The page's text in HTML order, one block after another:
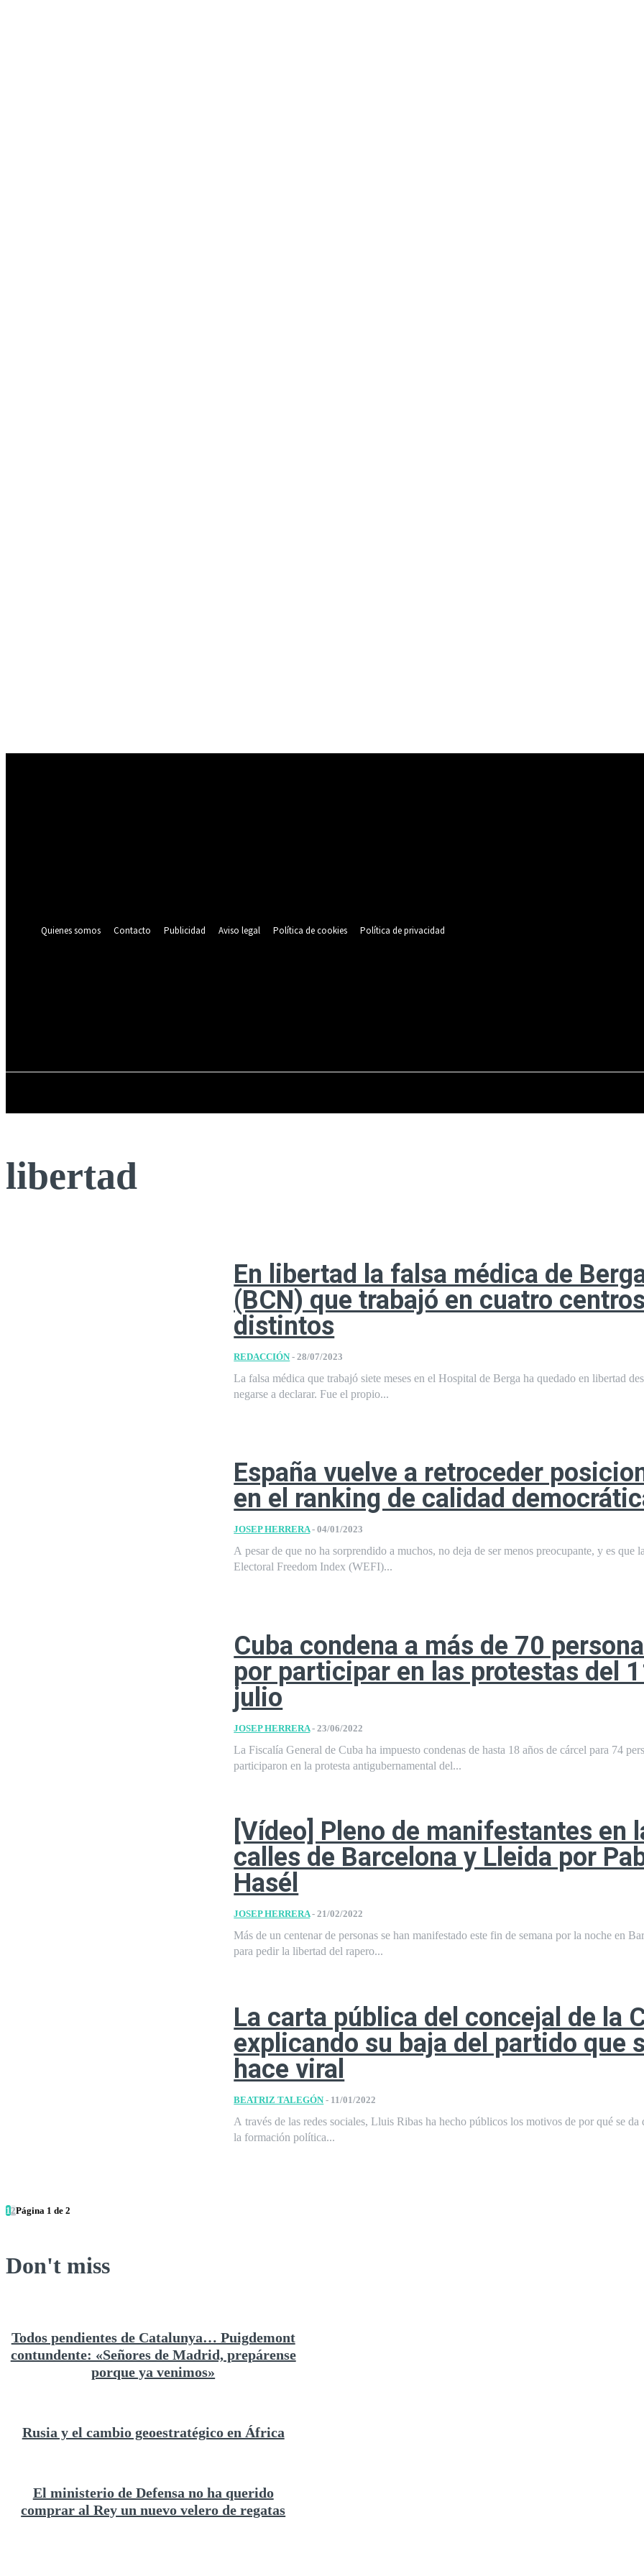
Quienes somos
Contacto Publicidad Aviso legal Política de cookies Política de privacidad
libertad
En libertad la falsa médica de
(BCN) que trabajó en cuatro centros
distintos
REDACCIÓN - 28/07/2023
La falsa médica que trabajó siete meses en el Hospital de Berga ha quedado en libertad
negarse a declarar. Fue el propio...
España vuelve a retroceder
en el ranking de calidad
JOSEP HERRERA - 04/01/2023
A pesar de que no ha sorprendido a muchos, no deja de ser menos preocupante, y es que
Electoral Freedom Index (WEFI)...
Cuba condena a más de 70
por participar en las protestas del
julio
JOSEP HERRERA - 23/06/2022
La Fiscalía General de Cuba ha impuesto condenas de hasta 18 años de cárcel para 74
participaron en la protesta antigubernamental del...
[Vídeo] Pleno de manifestantes en
calles de Barcelona y Lleida por
Hasél
JOSEP HERRERA - 21/02/2022
Más de un centenar de personas se han manifestado este fin de semana por la noche en
para pedir la libertad del rapero...
La carta pública del concejal de la
explicando su baja del partido que
hace viral
BEATRIZ TALEGÓN - 11/01/2022
A través de las redes sociales, Lluis Ribas ha hecho públicos los motivos de por qué se da
la formación política...
1 2Página 1 de 2
Don't miss
Todos pendientes de Catalunya… Puigdemont
contundente: «Señores de Madrid, prepárense
porque ya venimos»
Rusia y el cambio geoestratégico en África
El ministerio de Defensa no ha querido
comprar al Rey un nuevo velero de regatas